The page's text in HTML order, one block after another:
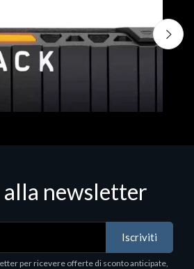
NVMe SSD
- SSD - 2 TB - interno - M.2
- dissipatore integrato -
newsletter
Iscriviti
per ricevere offerte di sconto anticipate,